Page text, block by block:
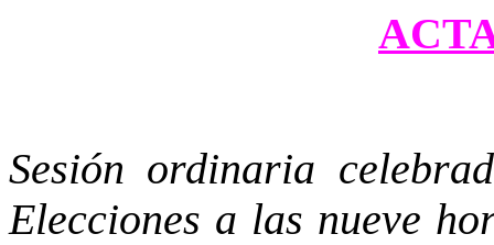
Sesión ordinaria
Elecciones a las nueve